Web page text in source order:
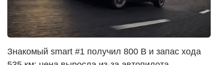
Знакомый smart #1 получил 800 В и запас хода